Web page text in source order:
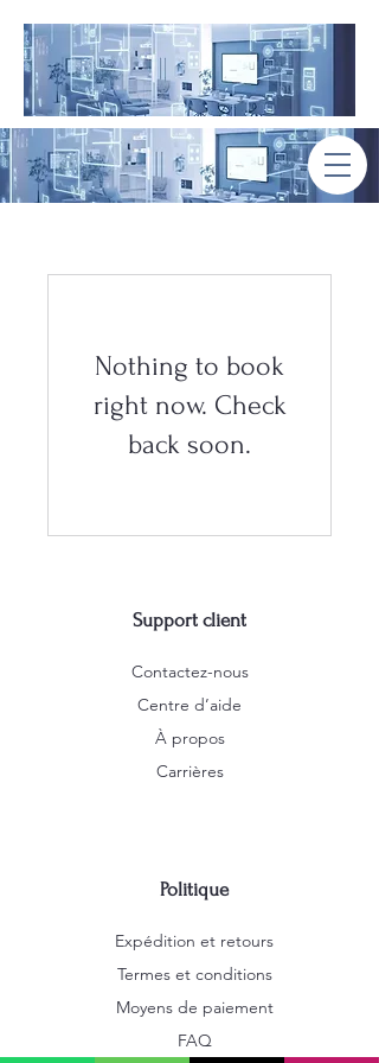
Nothing to book
right now. Check
back soon.
Support client
Contactez-nous
Centre d’aide
À propos
Carrières
Politique
Expédition et retours
Termes et conditions
Moyens de paiement
FAQ